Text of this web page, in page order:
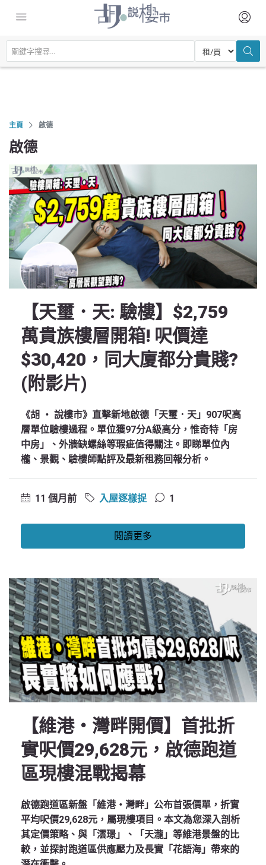
主頁 啟德
啟德
【天璽．天: 驗樓】$2,759
萬貴族樓層開箱! 呎價達
$30,420，同大廈都分貴賤?
(附影片)
《胡 ‧ 說樓市》直擊新地啟德「天璽．天」907呎高
層單位驗樓過程。單位獲97分A級高分，惟奇特「房
中房」、外牆缺螺絲等瑕疵值得關注。即睇單位內
櫳、景觀、驗樓師點評及最新租務回報分析。
11 個月前 入屋逐樣捉 1
閱讀更多
【維港‧灣畔開價】首批折
實呎價29,628元，啟德跑道
區現樓混戰揭幕
啟德跑道區新盤「維港‧灣畔」公布首張價單，折實
平均呎價29,628元，屬現樓項目。本文為您深入剖析
其定價策略、與「澐璟」、「天瀧」等維港景盤的比
較，並探討跑道區供應壓力及長實「花語海」帶來的